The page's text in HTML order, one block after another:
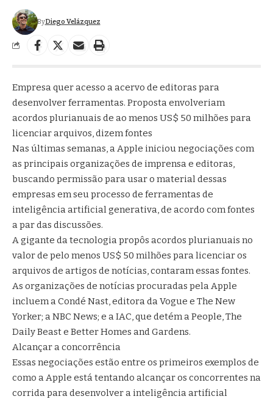
ByDiego Velázquez
Empresa quer acesso a acervo de editoras para
desenvolver ferramentas. Proposta envolveriam
acordos plurianuais de ao menos US$ 50 milhões para
licenciar arquivos, dizem fontes
Nas últimas semanas, a Apple iniciou negociações com
as principais organizações de imprensa e editoras,
buscando permissão para usar o material dessas
empresas em seu processo de ferramentas de
inteligência artificial generativa, de acordo com fontes
a par das discussões.
A gigante da tecnologia propôs acordos plurianuais no
valor de pelo menos US$ 50 milhões para licenciar os
arquivos de artigos de notícias, contaram essas fontes.
As organizações de notícias procuradas pela Apple
incluem a Condé Nast, editora da Vogue e The New
Yorker; a NBC News; e a IAC, que detém a People, The
Daily Beast e Better Homes and Gardens.
Alcançar a concorrência
Essas negociações estão entre os primeiros exemplos de
como a Apple está tentando alcançar os concorrentes na
corrida para desenvolver a inteligência artificial